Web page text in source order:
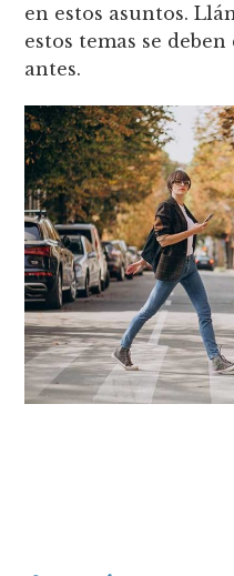
en estos asuntos.
estos temas se
antes.